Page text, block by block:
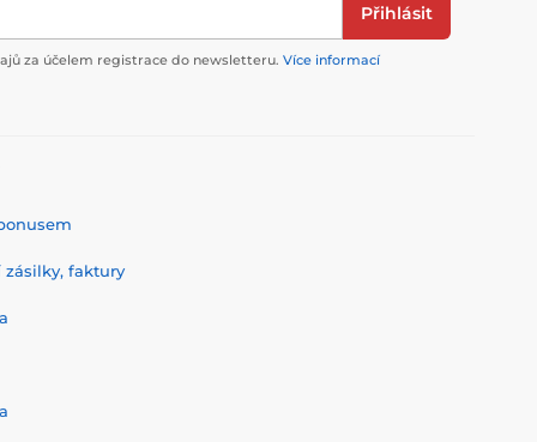
Přihlásit
za účelem registrace do newsletteru. Více informací
zásilky, faktury